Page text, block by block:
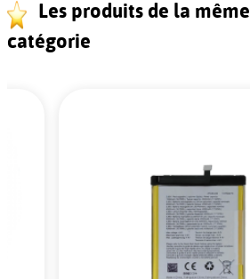
Les produits de la même
catégorie